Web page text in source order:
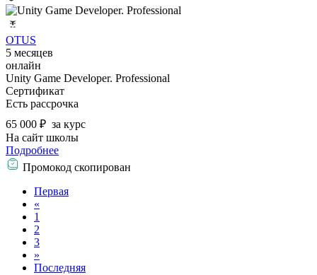
OTUS
5 месяцев
онлайн
Unity Game Developer. Professional
Сертификат
Есть рассрочка
65 000 ₽ за курс
На сайт школы
Подробнее
Промокод скопирован
Первая
«
1
2
3
»
Последняя